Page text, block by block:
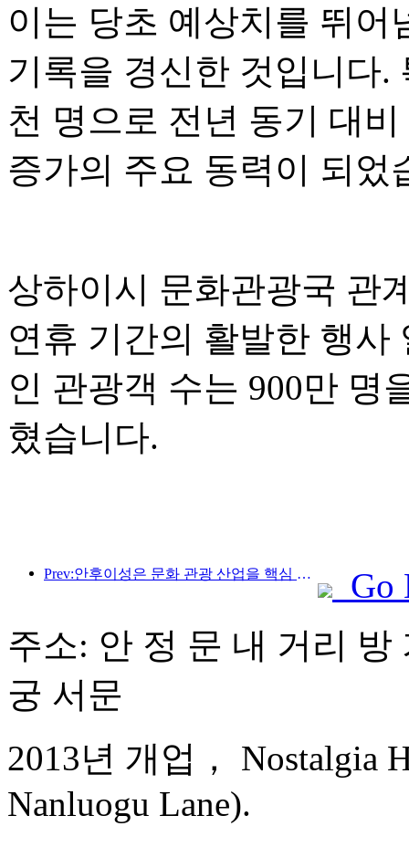
이는 당초 예상치를 뛰어
기록을 경신한 것입니다.
천 명으로 전년 동기 대
증가의 주요 동력이 되었
상하이시 문화관광국 관
연휴 기간의 활발한 행사
인 관광객 수는 900만 명
혔습니다.
Prev:안후이성은 문화 관광 산업을 핵심 산업으로 육성하는 것을 목표로 하는 '제15차 5개년 계획'을 발표했습니다.
Go
주소: 안 정 문 내 거리 방
궁 서문
2013년 개업， Nostalgia
Nanluogu Lane).